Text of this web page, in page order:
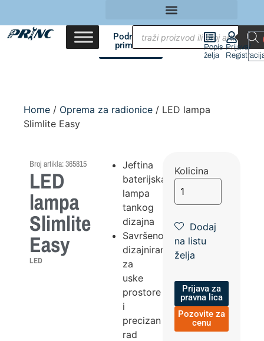
Područja
primene
Popis
želja
Prijava/
Home / Oprema za radionice / LED lampa
Slimlite Easy
Broj artikla: 365815
LED
lampa
Slimlite
Easy
LED
Jeftina
baterijska
lampa
tankog
dizajna
Savršeno
dizajnirana
za
uske
prostore
i
precizan
rad
Kolicina
Dodaj
na listu
želja
Prijava za
pravna lica
Pozovite za
cenu